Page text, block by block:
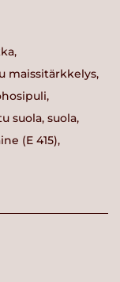
maissitärkkelys,
suola, suola,
(E 415),